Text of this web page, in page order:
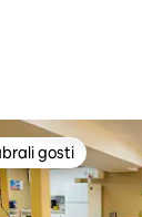
gosti
gosti